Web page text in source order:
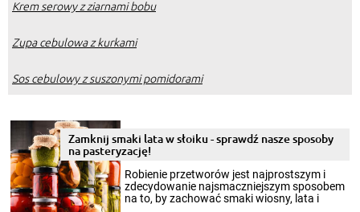
Krem serowy z ziarnami bobu
Zupa cebulowa z kurkami
Sos cebulowy z suszonymi pomidorami
Zamknij smaki lata w słoiku - sprawdź nasze sposoby
na pasteryzację!
Robienie przetworów jest najprostszym i
zdecydowanie najsmaczniejszym sposobem
na to, by zachować smaki wiosny, lata i